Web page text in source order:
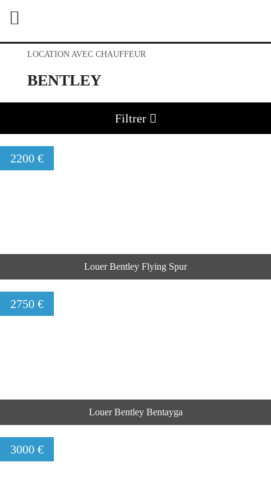
LOCATION AVEC CHAUFFEUR
BENTLEY
Filtrer
2200 €
Louer Bentley Flying Spur
2750 €
Louer Bentley Bentayga
3000 €